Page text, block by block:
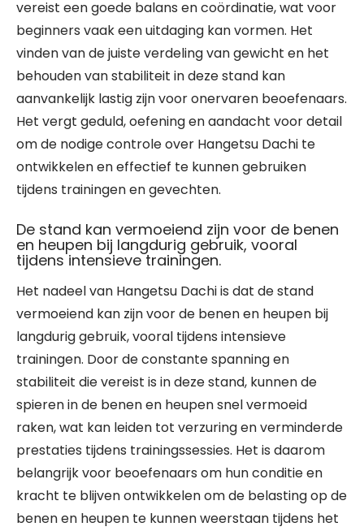
vereist een goede balans en coördinatie, wat voor
beginners vaak een uitdaging kan vormen. Het
vinden van de juiste verdeling van gewicht en het
behouden van stabiliteit in deze stand kan
aanvankelijk lastig zijn voor onervaren beoefenaars.
Het vergt geduld, oefening en aandacht voor detail
om de nodige controle over Hangetsu Dachi te
ontwikkelen en effectief te kunnen gebruiken
tijdens trainingen en gevechten.
De stand kan vermoeiend zijn voor de benen
en heupen bij langdurig gebruik, vooral
tijdens intensieve trainingen.
Het nadeel van Hangetsu Dachi is dat de stand
vermoeiend kan zijn voor de benen en heupen bij
langdurig gebruik, vooral tijdens intensieve
trainingen. Door de constante spanning en
stabiliteit die vereist is in deze stand, kunnen de
spieren in de benen en heupen snel vermoeid
raken, wat kan leiden tot verzuring en verminderde
prestaties tijdens trainingssessies. Het is daarom
belangrijk voor beoefenaars om hun conditie en
kracht te blijven ontwikkelen om de belasting op de
benen en heupen te kunnen weerstaan tijdens het